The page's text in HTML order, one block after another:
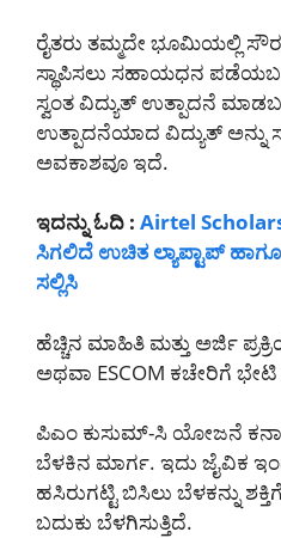
ರೈತರು ತಮ್ಮದೇ ಭೂಮಿಯಲ್ಲಿ
ಸ್ಥಾಪಿಸಲು ಸಹಾಯಧನ
ಸ್ವಂತ ವಿದ್ಯುತ್ ಉತ್ಪಾದನೆ
ಉತ್ಪಾದನೆಯಾದ ವಿದ್ಯುತ್‌ ಅನ್ನು
ಅವಕಾಶವೂ ಇದೆ.
ಇದನ್ನು ಓದಿ : Airtel
ಸಿಗಲಿದೆ ಉಚಿತ ಲ್ಯಾಪ್ಟಾಪ್
ಸಲ್ಲಿಸಿ
ಹೆಚ್ಚಿನ ಮಾಹಿತಿ ಮತ್ತು ಅರ್ಜಿ
ಅಥವಾ ESCOM ಕಚೇರಿಗೆ
ಪಿಎಂ ಕುಸುಮ್-ಸಿ ಯೋಜನೆ
ಬೆಳಕಿನ ಮಾರ್ಗ. ಇದು ಜೈವಿಕ
ಹಸಿರುಗಟ್ಟಿ ಬಿಸಿಲು ಬೆಳಕನ್ನು
ಬದುಕು ಬೆಳಗಿಸುತ್ತಿದೆ.